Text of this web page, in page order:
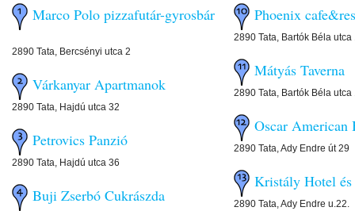
Marco Polo pizzafutár-gyrosbár
2890 Tata, Bercsényi utca 2
Várkanyar Apartmanok
2890 Tata, Hajdú utca 32
Petrovics Panzió
2890 Tata, Hajdú utca 36
Buji Zserbó Cukrászda
Phoenix
2890 Tata, Bartók Béla utca
Mátyás Taverna
2890 Tata, Bartók Béla utca
Oscar American
2890 Tata, Ady Endre út 29
Kristály Hotel és
2890 Tata, Ady Endre u.22.